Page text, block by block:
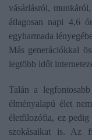
vásárlásról,
átlagosan napi 4,6
egyharmada
Más generációkkal
legtöbb időt
Talán a
élményalapú élet
életfilozófia, ez pedig
szokásaikat is. Az